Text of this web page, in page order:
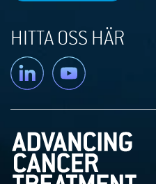
HITTA OSS HÄR
Linkedin YouTube